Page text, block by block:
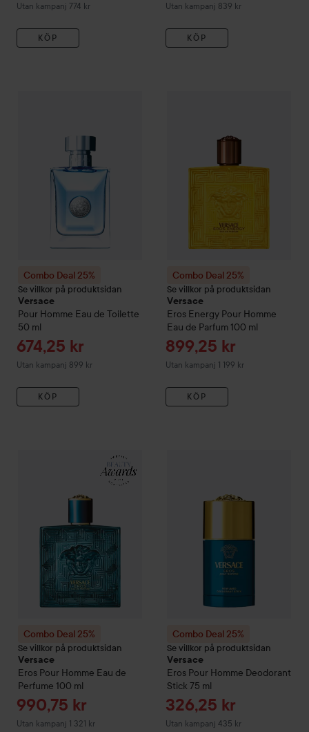
Utan kampanj 774 kr
KÖP
Utan kampanj 839 kr
KÖP
Combo Deal 25%
Se villkor på produktsidan
Versace
Pour Homme Eau de Toilette
50 ml
Reapris
674,25 kr
Utan kampanj 899 kr
KÖP
Combo Deal 25%
Se villkor på produktsidan
Versace
Eros Energy Pour Homme
Eau de Parfum 100 ml
Reapris
899,25 kr
Utan kampanj 1 199 kr
KÖP
Combo Deal 25%
Se villkor på produktsidan
Versace
Eros Pour Homme Eau de
Perfume 100 ml
Reapris
990,75 kr
Utan kampanj 1 321 kr
Versace
Combo Deal 25%
Se villkor på produktsidan
Versace
Eros Pour Homme Deodorant
Stick 75 ml
Reapris
326,25 kr
Utan kampanj 435 kr